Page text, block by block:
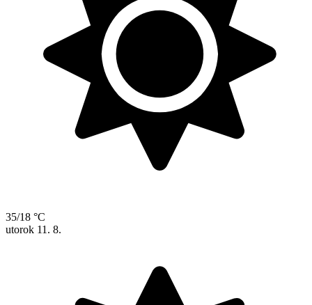
35/18 °C
utorok 11. 8.